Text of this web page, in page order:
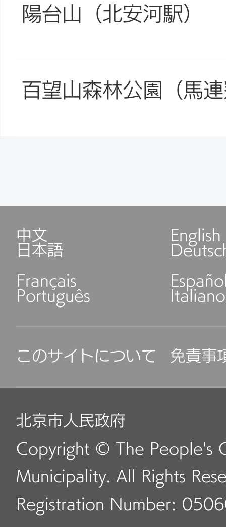
陽台山（北安河駅）
百望山森林公園（馬
中文 English
日本語
Français
Português Italiano
このサイトについて 免責事
北京市人民政府
Copyright © The People's
Municipality. All Rights
Registration Number: